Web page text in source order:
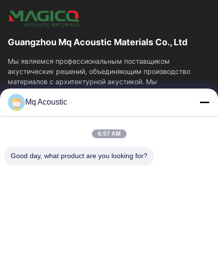
Guangzhou Mq Acoustic Materials Co., Ltd
Мы являемся профессиональным поставщиком
акустических решений, объединяющим производство
материалов с архитектурной акустикой. Мы
специализируемся...
Быстрые Связи
О Нас
Экскурсия По Заводу
Контроль Качества
Mq Acoustic
6:57 AM
Good day, what product are you looking for?